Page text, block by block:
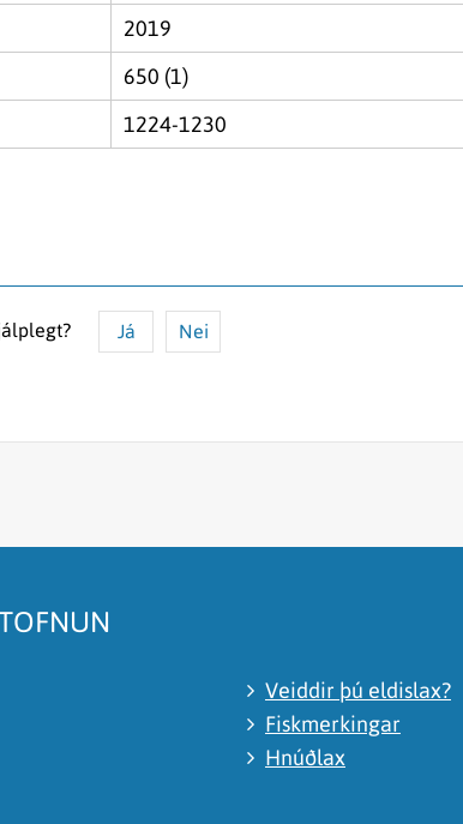
2019
650 (1)
1224-1230
Já Nei
Veiddir þú eldislax?
Fiskmerkingar
Hnúðlax